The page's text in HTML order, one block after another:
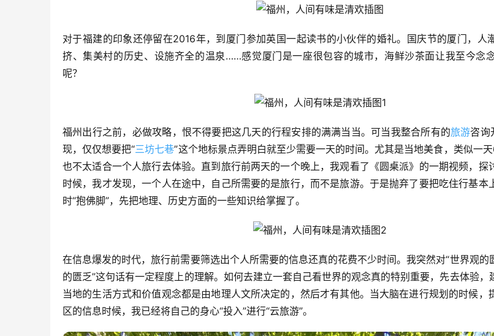
对于福建的印象还停留在2016年，到厦门参加英国一起读书的小伙伴的婚礼。国庆节的厦门，人
挤、集美村的历史、设施齐全的温泉……感觉厦门是一座很包容的城市，海鲜沙茶面让我至今念
呢？
福州出行之前，必做攻略，恨不得要把这几天的行程安排的满满当当。可当我整合所有的旅游咨询
现，仅仅想要把“三坊七巷”这个地标景点弄明白就至少需要一天的时间。尤其是当地美食，类似一
也不太适合一个人旅行去体验。直到旅行前两天的一个晚上，我观看了《圆桌派》的一期视频，探
时候，我才发现，一个人在途中，自己所需要的是旅行，而不是旅游。于是抛弃了要把吃住行基本
时“抱佛脚”，先把地理、历史方面的一些知识给掌握了。
在信息爆发的时代，旅行前需要筛选出个人所需要的信息还真的花费不少时间。我突然对“世界观的
的匮乏”这句话有一定程度上的理解。如何去建立一套自己看世界的观念真的特别重要，先去体验，
当地的生活方式和价值观念都是由地理人文所决定的，然后才有其他。当大脑在进行规划的时候，
区的信息时候，我已经将自己的身心“投入”进行“云旅游”。